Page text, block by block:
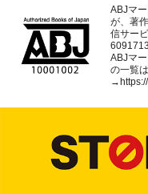
ABJマ
が、著
信サー
ABJマ
の一覧
→